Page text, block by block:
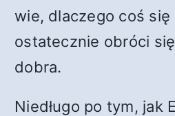
wie, dlaczego coś się
ostatecznie obróci
dobra.
Niedługo po tym, jak